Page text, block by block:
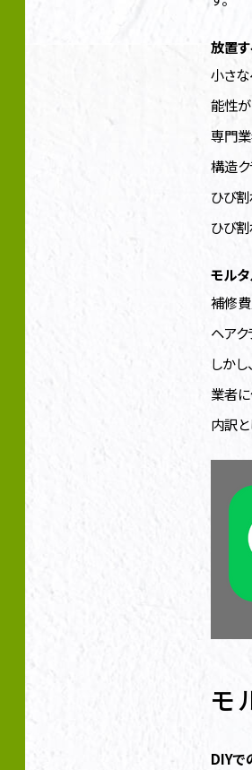
放置
小さ
能性が
専門業
構造ク
ひび
ひび割
モル
補修費
ヘア
しか
業者に
内訳と
モ
DIYで